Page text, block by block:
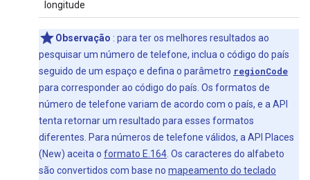
longitude
Observação : para ter os melhores resultados ao
pesquisar um número de telefone, inclua o código do país
seguido de um espaço e defina o parâmetro regionCode
para corresponder ao código do país. Os formatos de
número de telefone variam de acordo com o país, e a API
tenta retornar um resultado para esses formatos
diferentes. Para números de telefone válidos, a API Places
(New) aceita o formato E.164 . Os caracteres do alfabeto
são convertidos com base no mapeamento do teclado